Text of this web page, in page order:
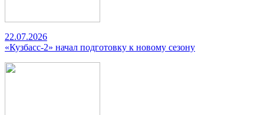
22.07.2026
«Кузбасс-2» начал подготовку к новому сезону